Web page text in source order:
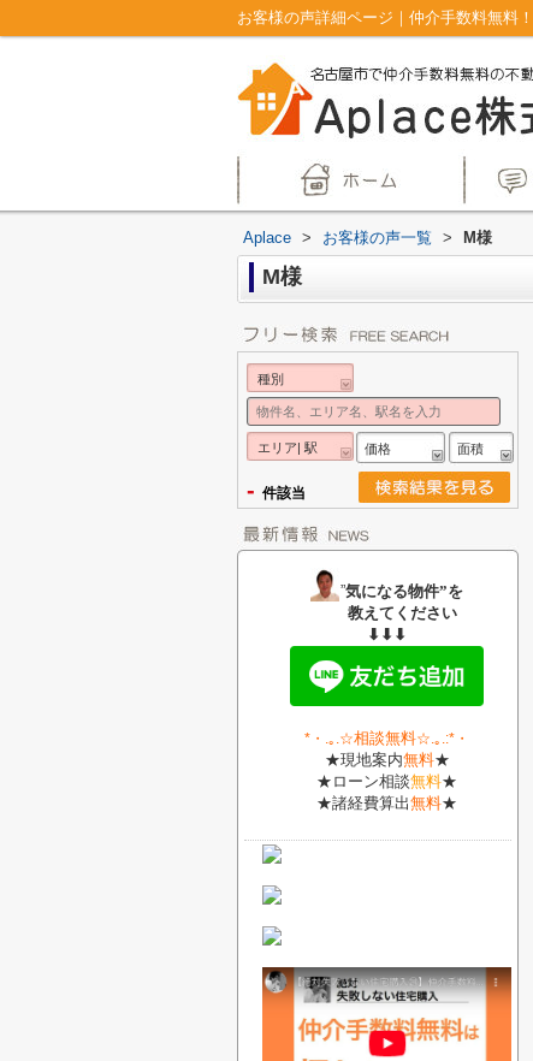
お客様の声詳細ページ｜仲介手数料無料
Aplace > お客様の声一覧 > M様
M様
種別
エリア| 駅 価格 面積
- 件該当
”気になる物件”を
教えてください
⬇⬇⬇
*・ .｡.☆相談無料☆.｡.:*・
★現地案内無料★
★ローン相談無料★
★諸経費算出無料★